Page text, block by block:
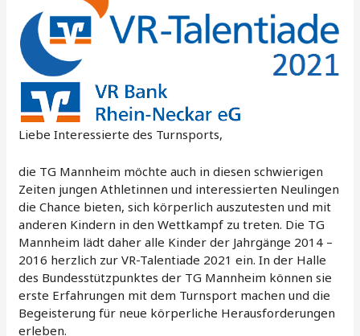
Liebe Interessierte des Turnsports,
die TG Mannheim möchte auch in diesen schwierigen
Zeiten jungen Athletinnen und interessierten Neulingen
die Chance bieten, sich körperlich auszutesten und mit
anderen Kindern in den Wettkampf zu treten. Die TG
Mannheim lädt daher alle Kinder der Jahrgänge 2014 –
2016 herzlich zur VR-Talentiade 2021 ein. In der Halle
des Bundesstützpunktes der TG Mannheim können sie
erste Erfahrungen mit dem Turnsport machen und die
Begeisterung für neue körperliche Herausforderungen
erleben.